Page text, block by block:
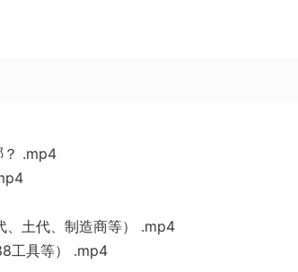
？ .mp4
、土代、制造商等） .mp4
工具等） .mp4